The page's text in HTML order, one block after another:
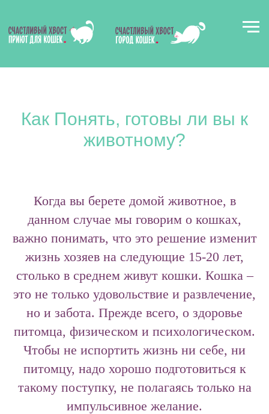
Как Понять, готовы ли вы к
животному?
Когда вы берете домой животное, в
данном случае мы говорим о кошках,
важно понимать, что это решение изменит
жизнь хозяев на следующие 15-20 лет,
столько в среднем живут кошки. Кошка –
это не только удовольствие и развлечение,
но и забота. Прежде всего, о здоровье
питомца, физическом и психологическом.
Чтобы не испортить жизнь ни себе, ни
питомцу, надо хорошо подготовиться к
такому поступку, не полагаясь только на
импульсивное желание.